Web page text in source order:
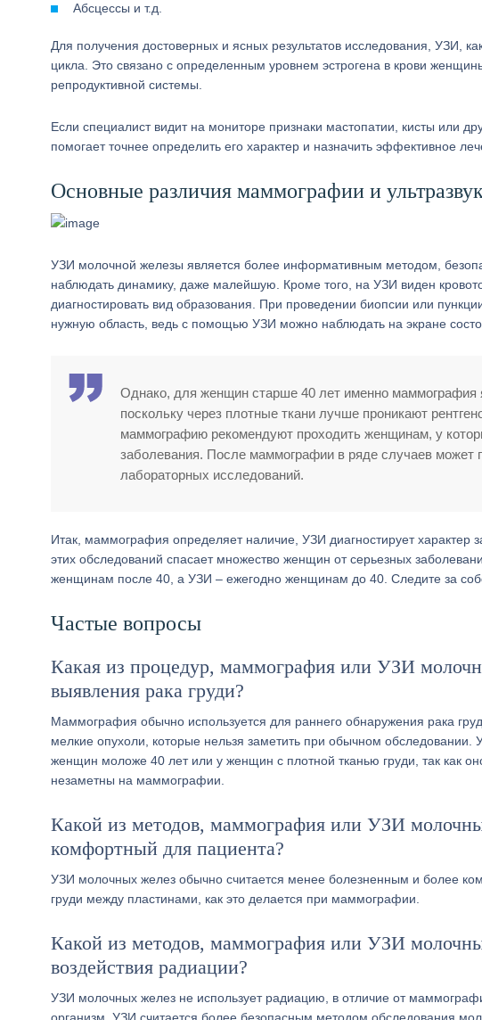
Абсцессы и т.д.
Для получения достоверных и ясных результатов исследования, УЗИ,
цикла. Это связано с определенным уровнем эстрогена в крови
репродуктивной системы.
Если специалист видит на мониторе признаки мастопатии, кисты или
помогает точнее определить его характер и назначить эффективное
Основные различия маммографии и
УЗИ молочной железы является более информативным методом,
наблюдать динамику, даже малейшую. Кроме того, на УЗИ виден
диагностировать вид образования. При проведении биопсии или
нужную область, ведь с помощью УЗИ можно наблюдать на экране
Однако, для женщин старше 40 лет именно маммография
поскольку через плотные ткани лучше проникают
маммографию рекомендуют проходить женщинам, у
заболевания. После маммографии в ряде случаев может
лабораторных исследований.
Итак, маммография определяет наличие, УЗИ диагностирует
этих обследований спасает множество женщин от серьезных
женщинам после 40, а УЗИ – ежегодно женщинам до 40. Следите за
Частые вопросы
Какая из процедур, маммография или УЗИ
выявления рака груди?
Маммография обычно используется для раннего обнаружения рака
мелкие опухоли, которые нельзя заметить при обычном
женщин моложе 40 лет или у женщин с плотной тканью груди, так как
незаметны на маммографии.
Какой из методов, маммография или УЗИ
комфортный для пациента?
УЗИ молочных желез обычно считается менее болезненным и более
груди между пластинами, как это делается при маммографии.
Какой из методов, маммография или УЗИ
воздействия радиации?
УЗИ молочных желез не использует радиацию, в отличие от